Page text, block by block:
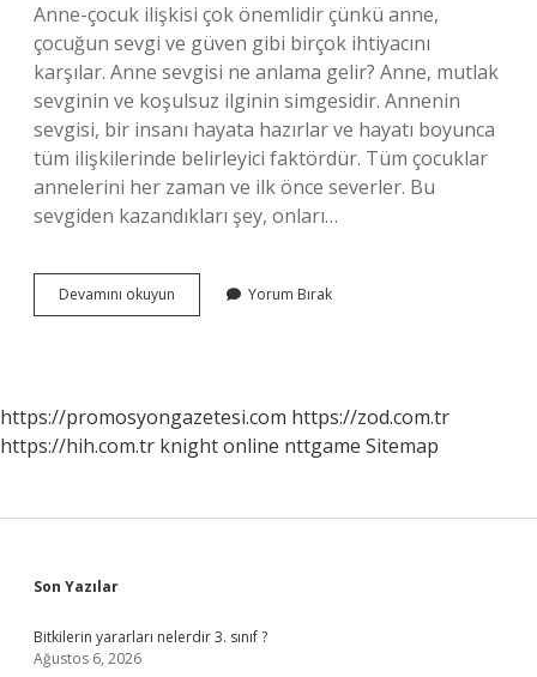
Anne-çocuk ilişkisi çok önemlidir çünkü anne,
çocuğun sevgi ve güven gibi birçok ihtiyacını
karşılar. Anne sevgisi ne anlama gelir? Anne, mutlak
sevginin ve koşulsuz ilginin simgesidir. Annenin
sevgisi, bir insanı hayata hazırlar ve hayatı boyunca
tüm ilişkilerinde belirleyici faktördür. Tüm çocuklar
annelerini her zaman ve ilk önce severler. Bu
sevgiden kazandıkları şey, onları…
Devamını okuyun
Kavramı
Yorum Bırak
https://promosyongazetesi.com https://zod.com.tr
https://hih.com.tr knight online nttgame Sitemap
Sidebar
Son Yazılar
Bitkilerin yararları nelerdir 3. sınıf ?
Ağustos 6, 2026